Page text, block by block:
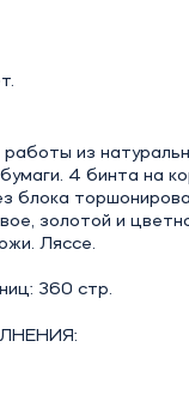
работы из
4 бинта на
блока
золотой и
Ляссе.
360 стр.